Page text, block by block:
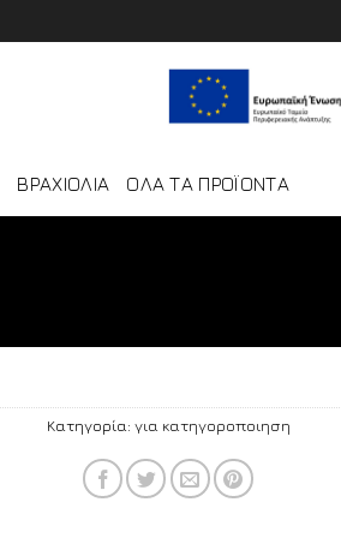
ΒΡΑΧΙΟΛΙΑ ΟΛΑ ΤΑ ΠΡΟΪΟΝΤΑ
Κατηγορία: για κατηγοροποιηση